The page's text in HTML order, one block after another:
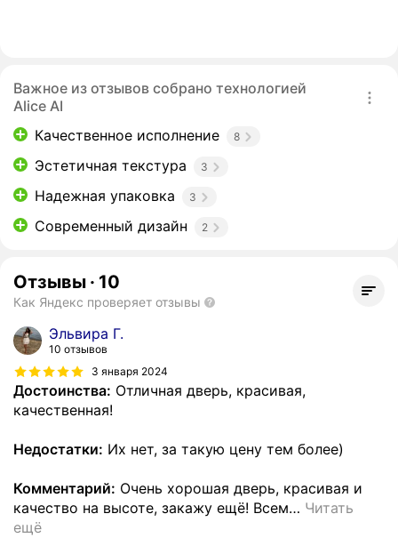
Важное из отзывов собрано технологией
Alice AI
Качественное исполнение
8
Эстетичная текстура 3
Надежная упаковка 3
Современный дизайн 2
Отзывы · 10
Как Яндекс проверяет отзывы
Эльвира Г.
10 отзывов
3 января 2024
Достоинства: Отличная дверь, красивая,
качественная!
Недостатки: Их нет, за такую цену тем более)
Комментарий: Очень хорошая дверь, красивая и
качество на высоте, закажу ещё! Всем… Читать
ещё